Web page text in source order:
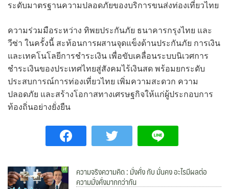
ระดับมาตรฐานความปลอดภัยของบริการขนส่งท่องเที่ยวไทย
ความร่วมมือระหว่าง ทิพยประกันภัย ธนาคารกรุงไทย และ
วีซ่า ในครั้งนี้ สะท้อนการผสานจุดแข็งด้านประกันภัย การเงิน
และเทคโนโลยีการชำระเงิน เพื่อขับเคลื่อนระบบนิเวศการ
ชำระเงินของประเทศไทยสู่สังคมไร้เงินสด พร้อมยกระดับ
ประสบการณ์การท่องเที่ยวไทย เพิ่มความสะดวก ความ
ปลอดภัย และสร้างโอกาสทางเศรษฐกิจให้แก่ผู้ประกอบการ
ท้องถิ่นอย่างยั่งยืน
ความจริงความคิด : มั่งคั่ง กับ มั่นคง อะไรมีผลต่อ
ความมั่งคั่งมากกว่ากัน